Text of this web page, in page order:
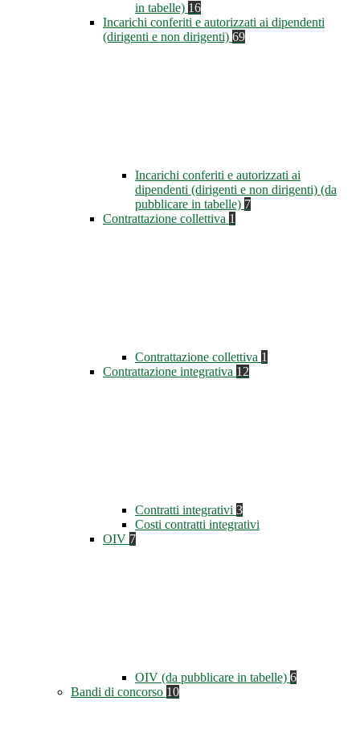
in tabelle) 16
Incarichi conferiti e autorizzati ai dipendenti
(dirigenti e non dirigenti) 69
Incarichi conferiti e autorizzati ai
dipendenti (dirigenti e non dirigenti) (da
pubblicare in tabelle) 7
Contrattazione collettiva 1
Contrattazione collettiva 1
Contrattazione integrativa 12
Contratti integrativi 3
Costi contratti integrativi
OIV 7
OIV (da pubblicare in tabelle) 6
Bandi di concorso 10